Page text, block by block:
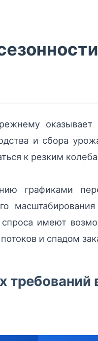
и сбора
к резким
графиками
имеют
и спадом